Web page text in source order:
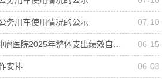
务用车使用情况的公示 07-10
院2025年整体支出绩效自评报告 06-15
安排 06-03